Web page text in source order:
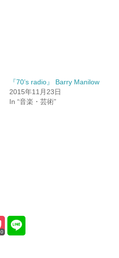
『70’s radio』 Barry Manilow
2015年11月23日
In “音楽・芸術”
0